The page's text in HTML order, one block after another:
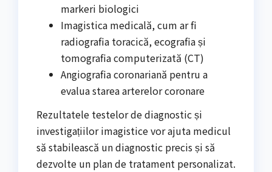
markeri biologici
Imagistica medicală, cum ar fi
radiografia toracică, ecografia și
tomografia computerizată (CT)
Angiografia coronariană pentru a
evalua starea arterelor coronare
Rezultatele testelor de diagnostic și
investigațiilor imagistice vor ajuta medicul
să stabilească un diagnostic precis și să
dezvolte un plan de tratament personalizat.